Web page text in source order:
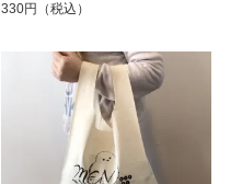
330円（税込）